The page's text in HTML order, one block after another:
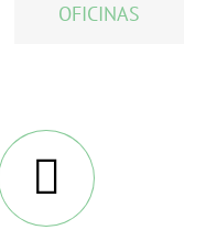
OFICINAS